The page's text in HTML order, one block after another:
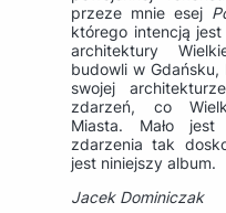
przeze mnie esej
którego intencją
architektury
budowli w
swojej
zdarzeń, co
Miasta. Mało
zdarzenia tak
jest niniejszy album.
Jacek Dominiczak